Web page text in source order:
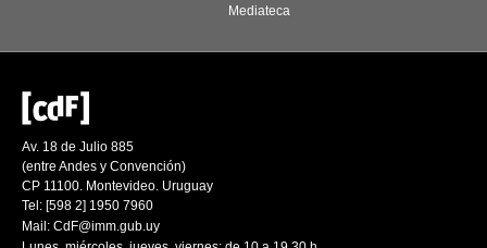
Mediateca
Av. 18 de Julio 885
(entre Andes y Convención)
CP 11100. Montevideo. Uruguay
Tel: [598 2] 1950 7960
Mail: CdF@imm.gub.uy